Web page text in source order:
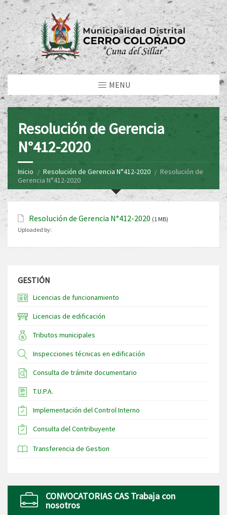
MENU
Resolución de Gerencia
N°412-2020
Inicio Resolución de Gerencia N°412-2020
Resolución de
Gerencia N°412-2020
Resolución de Gerencia N°412-2020 (1 MB)
Uploaded by:
GESTIÓN
Licencias de funcionamiento
Licencias de edificación
Tributos municipales
Inspecciones técnicas en edificación
Consulta de trámite documentario
T.U.P.A.
Implementación del Control Interno
Consulta del Contribuyente
Transferencia de Gestion
CONVOCATORIAS CAS Trabaja con
nosotros